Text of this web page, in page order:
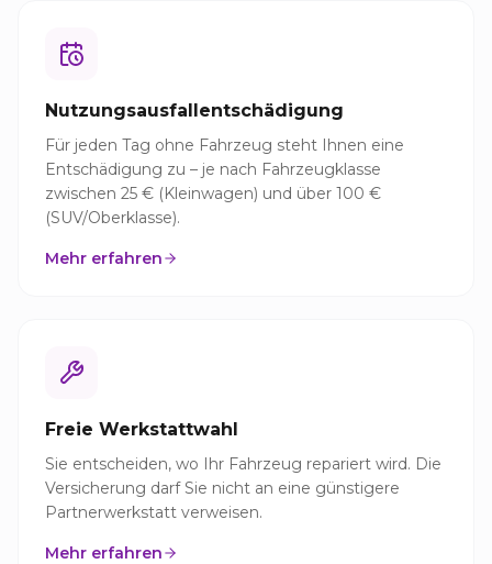
Nutzungsausfallentschädigung
Für jeden Tag ohne Fahrzeug steht Ihnen eine
Entschädigung zu – je nach Fahrzeugklasse
zwischen 25 € (Kleinwagen) und über 100 €
(SUV/Oberklasse).
Mehr erfahren
Freie Werkstattwahl
Sie entscheiden, wo Ihr Fahrzeug repariert wird. Die
Versicherung darf Sie nicht an eine günstigere
Partnerwerkstatt verweisen.
Mehr erfahren